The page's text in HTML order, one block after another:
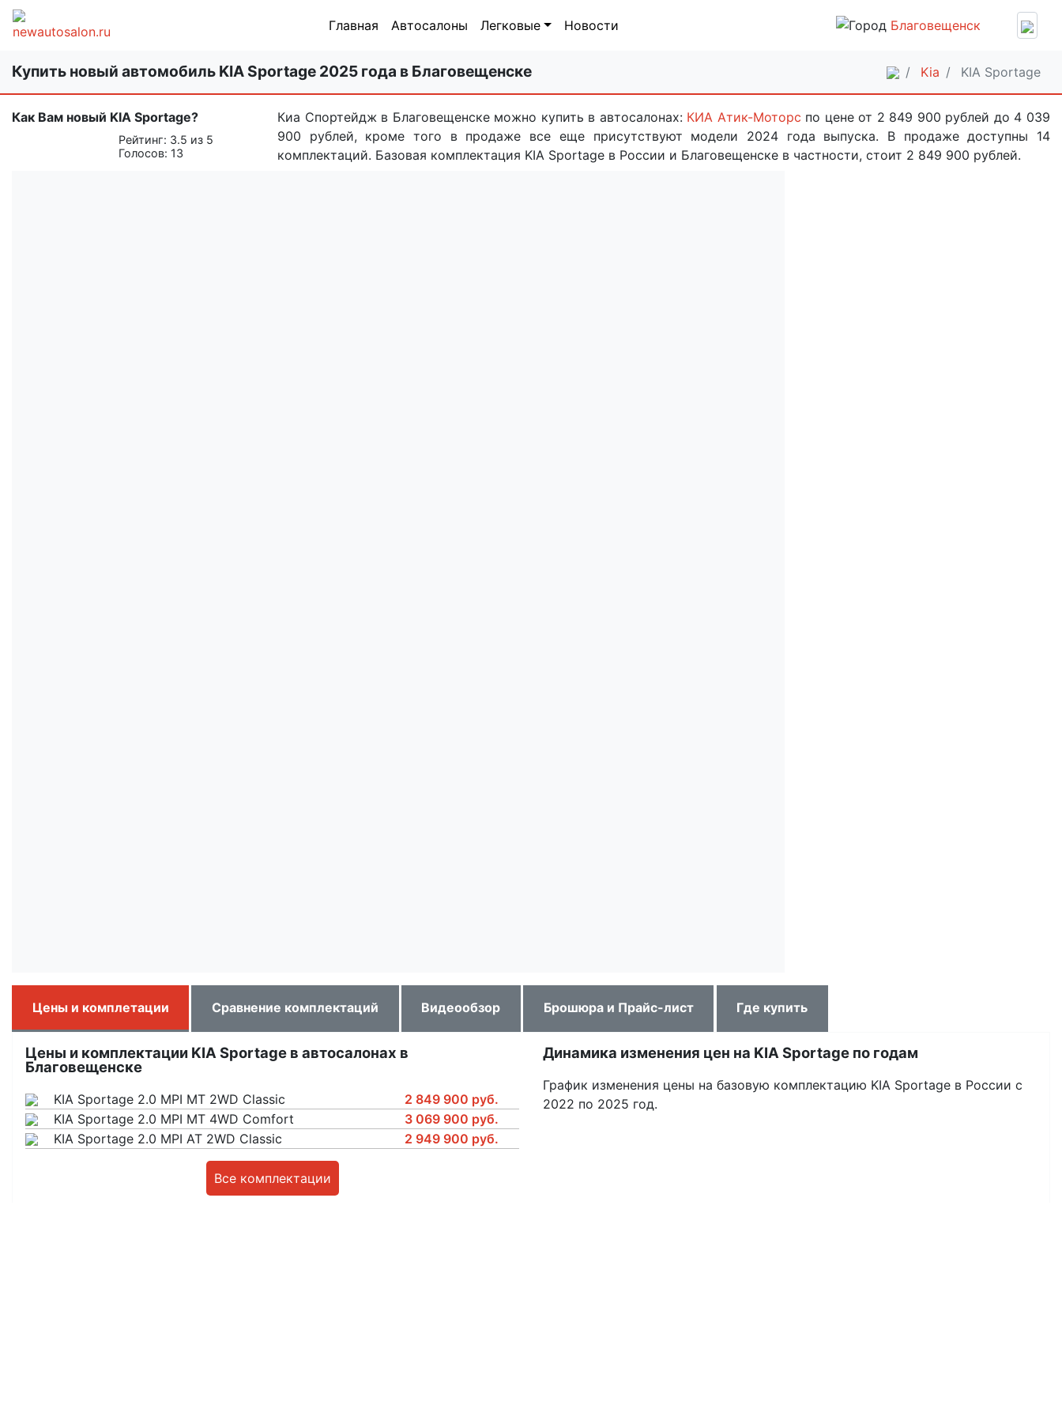
Главная Автосалоны Легковые Новости Благовещенск
Купить новый автомобиль KIA Sportage 2025 года в Благовещенске Kia KIA Sportage
Как Вам новый KIA Sportage?
Рейтинг: 3.5 из 5
Голосов: 13
Киа Спортейдж в Благовещенске можно купить в автосалонах: КИА Атик-Моторс по цене от 2 849 900 рублей до 4 039
900 рублей, кроме того в продаже все еще присутствуют модели 2024 года выпуска. В продаже доступны 14
комплектаций. Базовая комплектация KIA Sportage в России и Благовещенске в частности, стоит 2 849 900 рублей.
Цены и комплетации
Цены и комплектации KIA Sportage в автосалонах в
Благовещенске
KIA Sportage 2.0 MPI MT 2WD Classic
2 849 900 руб.
KIA Sportage 2.0 MPI MT 4WD Comfort
3 069 900 руб.
KIA Sportage 2.0 MPI AT 2WD Classic
2 949 900 руб.
Все комплектации
Динамика изменения цен на KIA Sportage по годам
График изменения цены на базовую комплектацию KIA Sportage в России с
2022 по 2025 год.
Сравнение комплектаций Видеообзор Брошюра и Прайс-лист Где купить